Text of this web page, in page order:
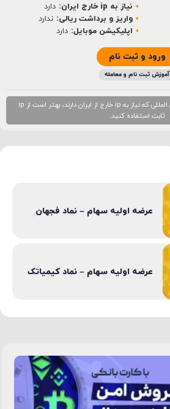
نیاز به ip خارج ایران:
دارد
واریز و برداشت ریالی: ندارد
اپلیکیشن موبایل: دارد
ورود و ثبت نام
آموزش ثبت نام و معامله
برای ثبت نام در صرافی‌های بین المللی که نیاز به ip خارج از ایران دارند، بهتر است از ip
ثابت استفاده کنید.
عرضه اولیه سهام – نماد فجهان
عرضه اولیه سهام – نماد کیمیاتک